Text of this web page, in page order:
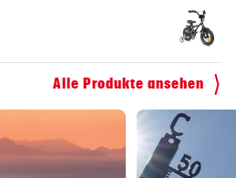
Alle Produkte ansehen